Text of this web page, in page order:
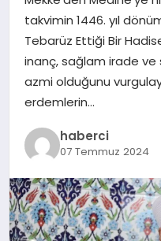
SIYASET
YAŞAM
takvimin 1446. yıl
Tebarüz Ettiği Bir
inanç, sağlam irade ve
azmi olduğunu
erdemlerin…
haberci
07 Temmuz 2024